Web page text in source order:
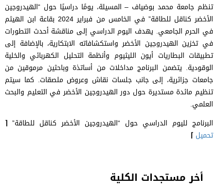
أخر مستجدات الكلية
تنظم جامعة محمد بوضياف – المسيلة، يومًا دراسيًا حول “الهيدروجين
الأخضر كناقل للطاقة” في الخامس من فبراير 2024 بقاعة ابن الهيثم
في الحرم الجامعي. يهدف اليوم الدراسي إلى مناقشة أحدث التطورات
في تخزين الهيدروجين الأخضر واستكشافاته الابتكارية، بالإضافة إلى
تطبيقات البطاريات أيون الليثيوم وأنظمة التحليل الكهربائي والخلية
الوقودية. يتضمن البرنامج مداخلات من أساتذة وباحثين مرموقين من
جامعات جزائرية، إلى جانب جلسات نقاش وعروض ملصقات. كما سيتم
تنظيم مائدة مستديرة حول دور الهيدروجين الأخضر في التعليم والبحث
العلمي.
البرنامج لليوم الدراسي حول “الهيدروجين الأخضر كناقل للطاقة” ⌈
تحميل ⌉